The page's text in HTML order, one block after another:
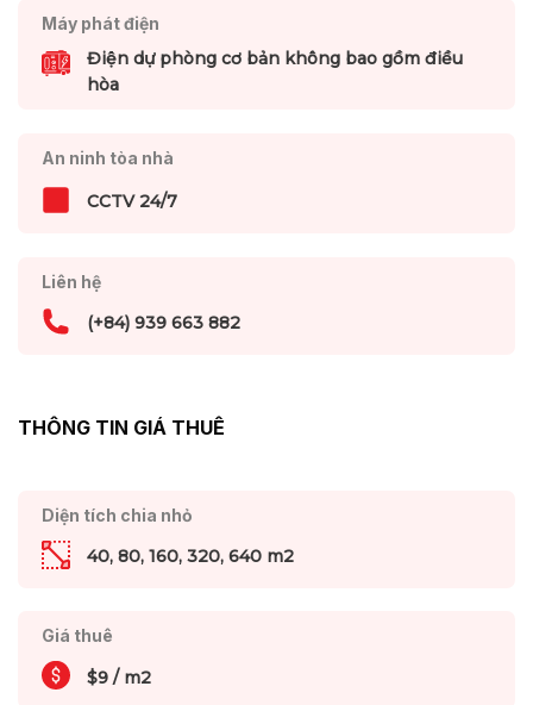
Máy phát điện
Điện dự phòng cơ bản không bao gồm điều
hòa
An ninh tòa nhà
CCTV 24/7
Liên hệ
(+84) 939 663 882
THÔNG TIN GIÁ THUÊ
Diện tích chia nhỏ
40, 80, 160, 320, 640 m2
Giá thuê
$9 / m2